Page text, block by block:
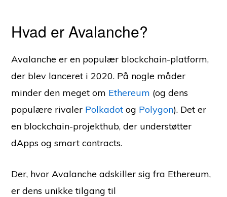
Hvad er Avalanche?
Avalanche er en populær blockchain-platform,
der blev lanceret i 2020. På nogle måder
minder den meget om Ethereum (og dens
populære rivaler Polkadot og Polygon). Det er
en blockchain-projekthub, der understøtter
dApps og smart contracts.
Der, hvor Avalanche adskiller sig fra Ethereum,
er dens unikke tilgang til